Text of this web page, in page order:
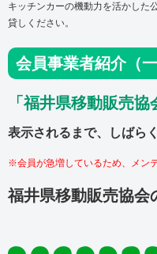
キッチンカーの機動力を活かした
貸しください。
会員事業者紹介（一
「福井県移動販売
表示されるまで、しばら
※会員が急増しているため、メン
福井県移動販売協会